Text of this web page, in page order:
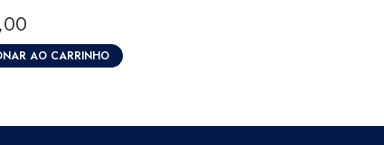
AO CARRINHO